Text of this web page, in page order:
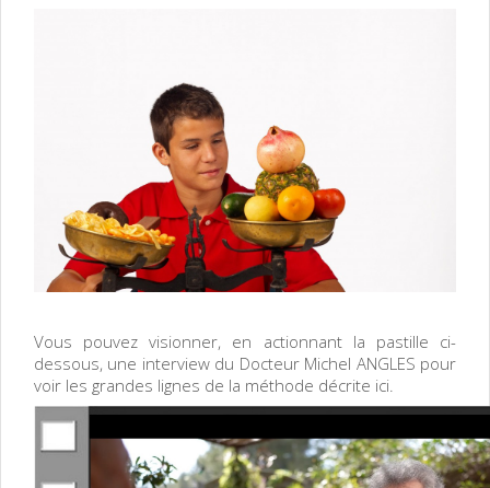
Vous pouvez visionner, en actionnant la pastille ci-
dessous, une interview du Docteur Michel ANGLES pour
voir les grandes lignes de la méthode décrite ici.